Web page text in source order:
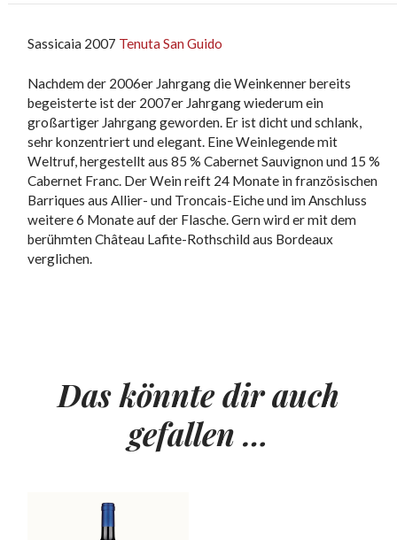
Sassicaia 2007 Tenuta San Guido
Nachdem der 2006er Jahrgang die Weinkenner bereits
begeisterte ist der 2007er Jahrgang wiederum ein
großartiger Jahrgang geworden. Er ist dicht und schlank,
sehr konzentriert und elegant. Eine Weinlegende mit
Weltruf, hergestellt aus 85 % Cabernet Sauvignon und 15 %
Cabernet Franc. Der Wein reift 24 Monate in französischen
Barriques aus Allier- und Troncais-Eiche und im Anschluss
weitere 6 Monate auf der Flasche. Gern wird er mit dem
berühmten Château Lafite-Rothschild aus Bordeaux
verglichen.
Das könnte dir auch
gefallen …